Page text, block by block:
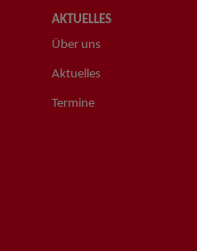
AKTUELLES
Über uns
Aktuelles
Termine